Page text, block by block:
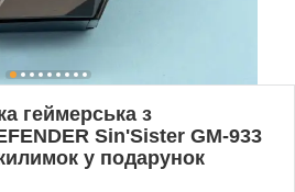
геймерська з
Sin'Sister GM-933
у подарунок